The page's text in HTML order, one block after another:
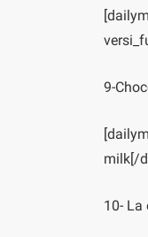
9-
milk[/
10- La